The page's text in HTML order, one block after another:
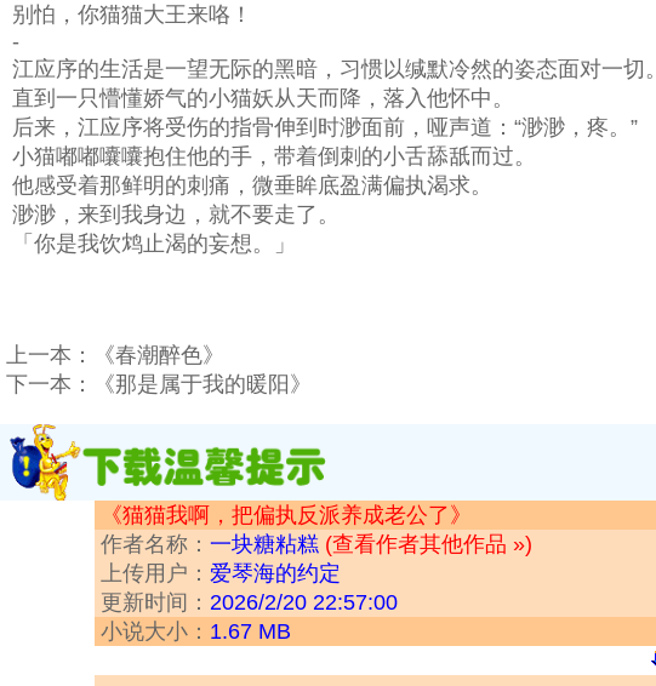
别怕，你猫猫大王来咯！
-
江应序的生活是一望无际的黑暗，习惯以缄默冷然的姿态面对一切。
直到一只懵懂娇气的小猫妖从天而降，落入他怀中。
后来，江应序将受伤的指骨伸到时渺面前，哑声道：“渺渺，疼。”
小猫嘟嘟囔囔抱住他的手，带着倒刺的小舌舔舐而过。
他感受着那鲜明的刺痛，微垂眸底盈满偏执渴求。
渺渺，来到我身边，就不要走了。
「你是我饮鸩止渴的妄想。」
上一本：
《春潮醉色》
下一本：
《那是属于我的暖阳》
《猫猫我啊，把偏执反派养成老公了》
作者名称： 一块糖粘糕 (查看作者其他作品 »)
上传用户： 爱琴海的约定
更新时间： 2026/2/20 22:57:00
小说大小： 1.67 MB